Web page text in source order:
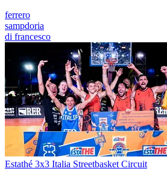
ferrero
sampdoria
di francesco
Estathé 3x3 Italia Streetbasket Circuit